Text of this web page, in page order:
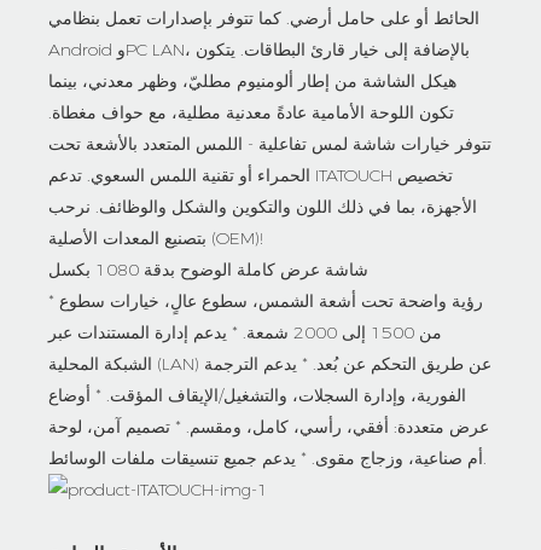
الحائط أو على حامل أرضي. كما تتوفر بإصدارات تعمل بنظامي
Android وPC LAN، بالإضافة إلى خيار قارئ البطاقات. يتكون
هيكل الشاشة من إطار ألومنيوم مطليّ، وظهر معدني، بينما
تكون اللوحة الأمامية عادةً معدنية مطلية، مع حواف مغطاة.
تتوفر خيارات شاشة لمس تفاعلية - اللمس المتعدد بالأشعة تحت
الحمراء أو تقنية اللمس السعوي. تدعم ITATOUCH تخصيص
الأجهزة، بما في ذلك اللون والتكوين والشكل والوظائف. نرحب
بتصنيع المعدات الأصلية (OEM)!
شاشة عرض كاملة الوضوح بدقة 1080 بكسل
* رؤية واضحة تحت أشعة الشمس، سطوع عالٍ، خيارات سطوع
من 1500 إلى 2000 شمعة. * يدعم إدارة المستندات عبر
الشبكة المحلية (LAN) عن طريق التحكم عن بُعد. * يدعم الترجمة
الفورية، وإدارة السجلات، والتشغيل/الإيقاف المؤقت. * أوضاع
عرض متعددة: أفقي، رأسي، كامل، ومقسم. * تصميم آمن، لوحة
أم صناعية، وزجاج مقوى. * يدعم جميع تنسيقات ملفات الوسائط.